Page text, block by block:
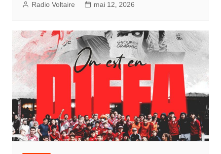
Radio Voltaire mai 12, 2026